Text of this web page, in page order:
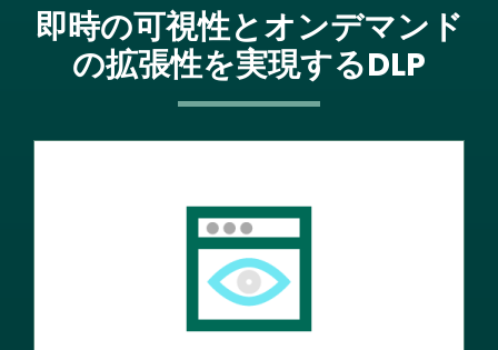
即時の可視性とオンデマンド
の拡張性を実現するDLP